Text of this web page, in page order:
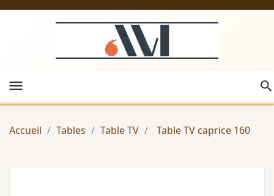
menu
Accueil Tables Table TV Table TV caprice 160